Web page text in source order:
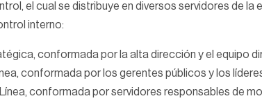
el cual se distribuye en diversos servidores de la
interno:
conformada por la alta dirección y el equipo
conformada por los gerentes públicos y los
conformada por servidores responsables de